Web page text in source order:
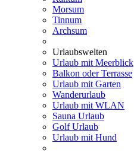
Morsum
Tinnum
Archsum
Urlaubswelten
Urlaub mit Meerblick
Balkon oder Terrasse
Urlaub mit Garten
Wanderurlaub
Urlaub mit WLAN
Sauna Urlaub
Golf Urlaub
Urlaub mit Hund